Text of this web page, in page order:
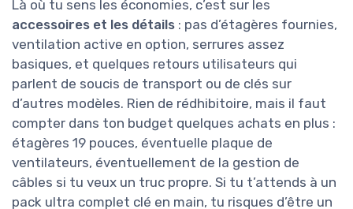
Là où tu sens les économies, c’est sur les
accessoires et les détails : pas d’étagères fournies,
ventilation active en option, serrures assez
basiques, et quelques retours utilisateurs qui
parlent de soucis de transport ou de clés sur
d’autres modèles. Rien de rédhibitoire, mais il faut
compter dans ton budget quelques achats en plus :
étagères 19 pouces, éventuelle plaque de
ventilateurs, éventuellement de la gestion de
câbles si tu veux un truc propre. Si tu t’attends à un
pack ultra complet clé en main, tu risques d’être un